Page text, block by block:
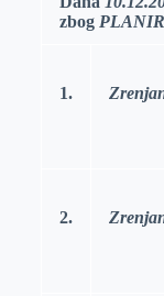
zbog
1.
2.